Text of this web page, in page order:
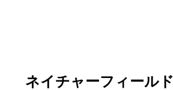
ネイチャーフィールド